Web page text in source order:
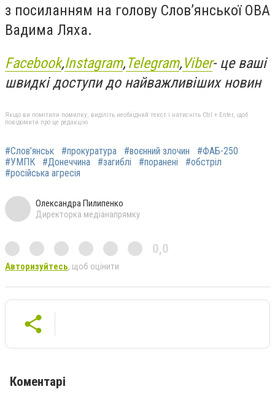
з посиланням на голову Слов’янської ОВА
Вадима Ляха.
Facebook,Instagram,Telegram,Viber- це ваші
швидкі доступи до найважливіших новин
Якщо ви помітили помилку, виділіть необхідний текст і натисніть Ctrl + Enter, щоб
повідомити про це редакцію
#Слов’янськ #прокуратура #воєнний злочин
#ФАБ-250
#УМПК
#Донеччина #загиблі #поранені
#обстріл
#російська агресія
Олександра Пилипенко
Директорка медіанапрямку
0,0
Авторизуйтесь, щоб оцінити
Коментарі